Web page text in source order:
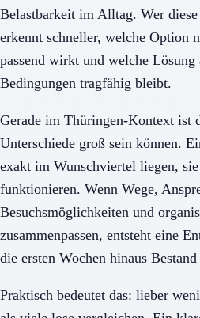
Belastbarkeit im Alltag. Wer
erkennt schneller, welche Option
passend wirkt und welche Lösung
Bedingungen tragfähig bleibt.
Gerade im Thüringen-Kontext ist
Unterschiede groß sein können.
exakt im Wunschviertel liegen,
funktionieren. Wenn Wege,
Besuchsmöglichkeiten und
zusammenpassen, entsteht eine
die ersten Wochen hinaus Bestand
Praktisch bedeutet das: lieber